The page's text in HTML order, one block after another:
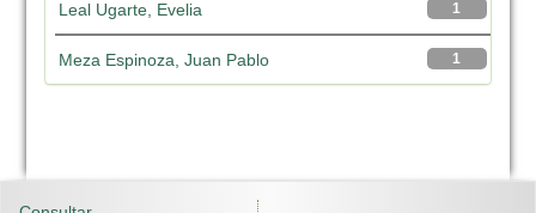
1
Leal Ugarte, Evelia
1
Meza Espinoza, Juan Pablo